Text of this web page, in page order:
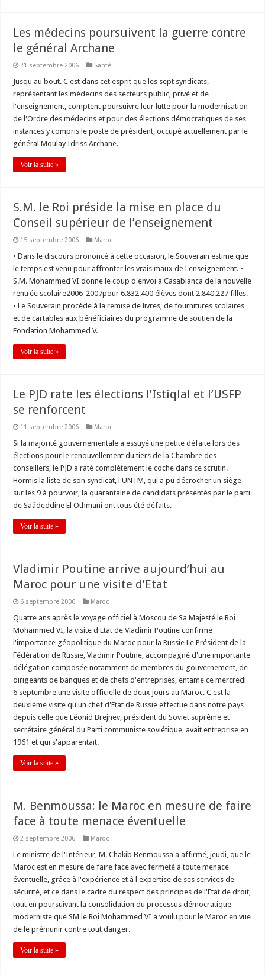
Les médecins poursuivent la guerre contre
le général Archane
21 septembre 2006 Santé
Jusqu'au bout. C'est dans cet esprit que les sept syndicats,
représentant les médecins des secteurs public, privé et de
l'enseignement, comptent poursuivre leur lutte pour la modernisation
de l'Ordre des médecins et pour des élections démocratiques de ses
instances y compris le poste de président, occupé actuellement par le
général Moulay Idriss Archane.
Voir la suite »
S.M. le Roi préside la mise en place du
Conseil supérieur de l’enseignement
15 septembre 2006 Maroc
• Dans le discours prononcé à cette occasion, le Souverain estime que
le temps est venu pour affronter les vrais maux de l'enseignement. •
S.M. Mohammed VI donne le coup d'envoi à Casablanca de la nouvelle
rentrée scolaire2006-2007pour 6.832.400 élèves dont 2.840.227 filles.
• Le Souverain procède à la remise de livres, de fournitures scolaires
et de cartables aux bénéficiaires du programme de soutien de la
Fondation Mohammed V.
Voir la suite »
Le PJD rate les élections l’Istiqlal et l’USFP
se renforcent
11 septembre 2006 Maroc
Si la majorité gouvernementale a essuyé une petite défaite lors des
élections pour le renouvellement du tiers de la Chambre des
conseillers, le PJD a raté complètement le coche dans ce scrutin.
Hormis la liste de son syndicat, l'UNTM, qui a pu décrocher un siège
sur les 9 à pourvoir, la quarantaine de candidats présentés par le parti
de Saâdeddine El Othmani ont tous été défaits.
Voir la suite »
Vladimir Poutine arrive aujourd’hui au
Maroc pour une visite d’Etat
6 septembre 2006 Maroc
Quatre ans après le voyage officiel à Moscou de Sa Majesté le Roi
Mohammed VI, la visite d'Etat de Vladimir Poutine confirme
l'importance géopolitique du Maroc pour la Russie Le Président de la
Fédération de Russie, Vladimir Poutine, accompagné d'une importante
délégation composée notamment de membres du gouvernement, de
dirigeants de banques et de chefs d'entreprises, entame ce mercredi
6 septembre une visite officielle de deux jours au Maroc. C'est la
deuxième visite qu'un chef d'Etat de Russie effectue dans notre pays
depuis celle que Léonid Brejnev, président du Soviet suprême et
secrétaire général du Parti communiste soviétique, avait entreprise en
1961 et qui s'apparentait.
Voir la suite »
M. Benmoussa: le Maroc en mesure de faire
face à toute menace éventuelle
2 septembre 2006 Maroc
Le ministre de l'Intérieur, M. Chakib Benmoussa a affirmé, jeudi, que le
Maroc est en mesure de faire face avec fermeté à toute menace
éventuelle, grâce à l'expérience et à l'expertise de ses services de
sécurité, et ce dans le cadre du respect des principes de l'Etat de droit,
tout en poursuivant la consolidation du processus démocratique
moderniste que SM le Roi Mohammed VI a voulu pour le Maroc en vue
de le prémunir contre tout danger.
Voir la suite »